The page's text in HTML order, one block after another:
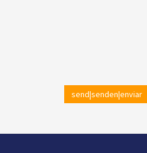
send|senden|enviar